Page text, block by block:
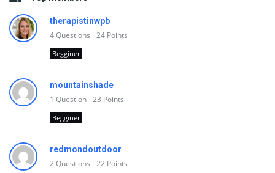
therapistinwpb
4Questions 24 Points
Begginer
mountainshade
1 Question 23 Points
Begginer
redmondoutdoor
2Questions 22 Points